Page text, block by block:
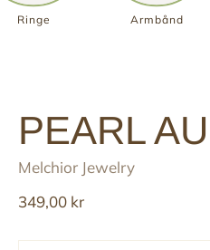
Ringe Armbånd
PEARL
Melchior Jewelry
Reguler
349,00 kr